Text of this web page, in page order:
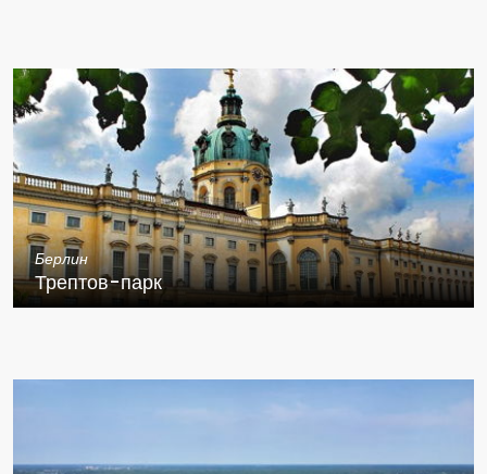
Берлин
Трептов-парк